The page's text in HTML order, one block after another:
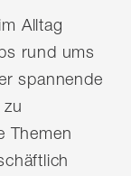
Alltag
rund ums
spannende
Themen